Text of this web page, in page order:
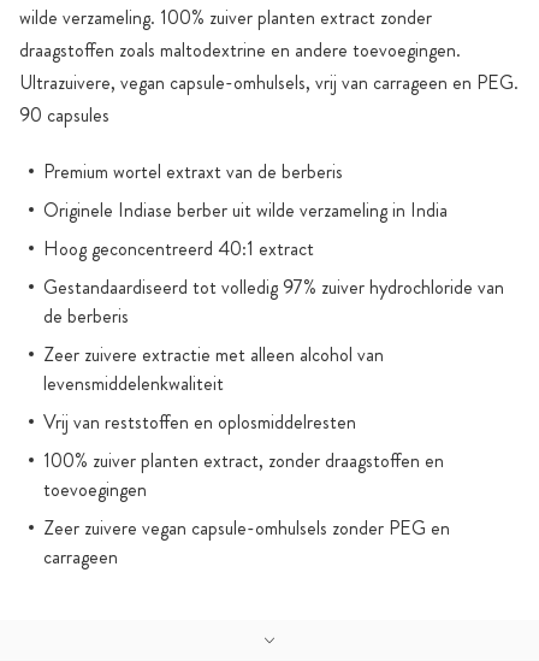
wilde verzameling. 100% zuiver planten extract zonder
draagstoffen zoals maltodextrine en andere toevoegingen.
Ultrazuivere, vegan capsule-omhulsels, vrij van carrageen en PEG.
90 capsules
Premium wortel extraxt van de berberis
Originele Indiase berber uit wilde verzameling in India
Hoog geconcentreerd 40:1 extract
Gestandaardiseerd tot volledig 97% zuiver hydrochloride van
de berberis
Zeer zuivere extractie met alleen alcohol van
levensmiddelenkwaliteit
Vrij van reststoffen en oplosmiddelresten
100% zuiver planten extract, zonder draagstoffen en
toevoegingen
Zeer zuivere vegan capsule-omhulsels zonder PEG en
carrageen